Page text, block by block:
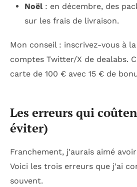
Noël: en décembre, des
sur les frais de livraison.
Mon conseil : inscrivez-vous à
comptes Twitter/X de dealabs.
carte de 100 € avec 15 € de
Les erreurs qui
éviter)
Franchement, j'aurais aimé
Voici les trois erreurs que j'ai
souvent.